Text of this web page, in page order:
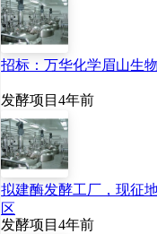
招标：万华化学眉山生
发酵项目 4年前
拟建酶发酵工厂，现征
区
发酵项目 4年前